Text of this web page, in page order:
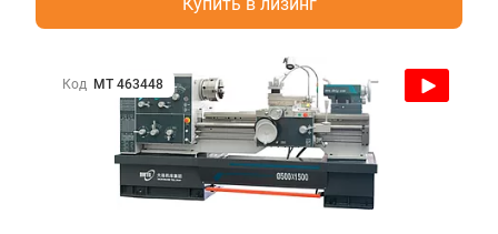
Код МТ 463448